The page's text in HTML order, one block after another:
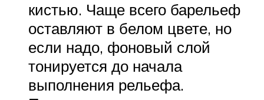
кистью. Чаще всего барельеф
оставляют в белом цвете, но
если надо, фоновый слой
тонируется до начала
выполнения рельефа.